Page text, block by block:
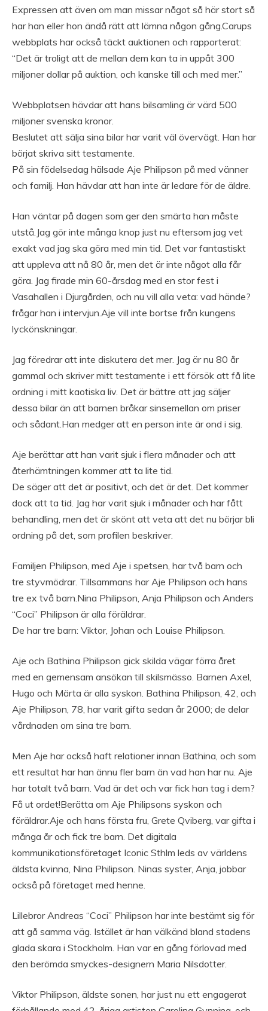
Expressen att även om man missar något så här stort så
har han eller hon ändå rätt att lämna någon gång.Carups
webbplats har också täckt auktionen och rapporterat:
“Det är troligt att de mellan dem kan ta in uppåt 300
miljoner dollar på auktion, och kanske till och med mer.”
Webbplatsen hävdar att hans bilsamling är värd 500
miljoner svenska kronor.
Beslutet att sälja sina bilar har varit väl övervägt. Han har
börjat skriva sitt testamente.
På sin födelsedag hälsade Aje Philipson på med vänner
och familj. Han hävdar att han inte är ledare för de äldre.
Han väntar på dagen som ger den smärta han måste
utstå.Jag gör inte många knop just nu eftersom jag vet
exakt vad jag ska göra med min tid. Det var fantastiskt
att uppleva att nå 80 år, men det är inte något alla får
göra. Jag firade min 60-årsdag med en stor fest i
Vasahallen i Djurgården, och nu vill alla veta: vad hände?
frågar han i intervjun.Aje vill inte bortse från kungens
lyckönskningar.
Jag föredrar att inte diskutera det mer. Jag är nu 80 år
gammal och skriver mitt testamente i ett försök att få lite
ordning i mitt kaotiska liv. Det är bättre att jag säljer
dessa bilar än att barnen bråkar sinsemellan om priser
och sådant.Han medger att en person inte är ond i sig.
Aje berättar att han varit sjuk i flera månader och att
återhämtningen kommer att ta lite tid.
De säger att det är positivt, och det är det. Det kommer
dock att ta tid. Jag har varit sjuk i månader och har fått
behandling, men det är skönt att veta att det nu börjar bli
ordning på det, som profilen beskriver.
Familjen Philipson, med Aje i spetsen, har två barn och
tre styvmödrar. Tillsammans har Aje Philipson och hans
tre ex två barn.Nina Philipson, Anja Philipson och Anders
“Coci” Philipson är alla föräldrar.
De har tre barn: Viktor, Johan och Louise Philipson.
Aje och Bathina Philipson gick skilda vägar förra året
med en gemensam ansökan till skilsmässo. Barnen Axel,
Hugo och Märta är alla syskon. Bathina Philipson, 42, och
Aje Philipson, 78, har varit gifta sedan år 2000; de delar
vårdnaden om sina tre barn.
Men Aje har också haft relationer innan Bathina, och som
ett resultat har han ännu fler barn än vad han har nu. Aje
har totalt två barn. Vad är det och var fick han tag i dem?
Få ut ordet!Berätta om Aje Philipsons syskon och
föräldrar.Aje och hans första fru, Grete Qviberg, var gifta i
många år och fick tre barn. Det digitala
kommunikationsföretaget Iconic Sthlm leds av världens
äldsta kvinna, Nina Philipson. Ninas syster, Anja, jobbar
också på företaget med henne.
Lillebror Andreas “Coci” Philipson har inte bestämt sig för
att gå samma väg. Istället är han välkänd bland stadens
glada skara i Stockholm. Han var en gång förlovad med
den berömda smyckes-designern Maria Nilsdotter.
Viktor Philipson, äldste sonen, har just nu ett engagerat